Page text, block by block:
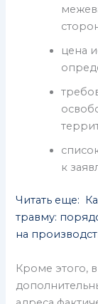
цена
к
Читать еще:
травму:
на
Кроме этого,